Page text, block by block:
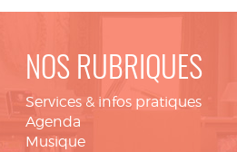
NOS RUBRIQUES
Services & infos pratiques
Agenda
Musique